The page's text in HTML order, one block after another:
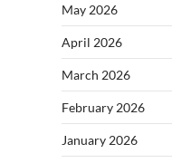
May 2026
April 2026
March 2026
February 2026
January 2026